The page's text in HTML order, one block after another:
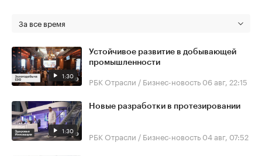
За все время
1:30
Устойчивое развитие в добывающей
промышленности
РБК Отрасли / Бизнес-новость 06 авг, 22:15
1:30
Новые разработки в протезировании
РБК Отрасли / Бизнес-новость 04 авг, 07:52